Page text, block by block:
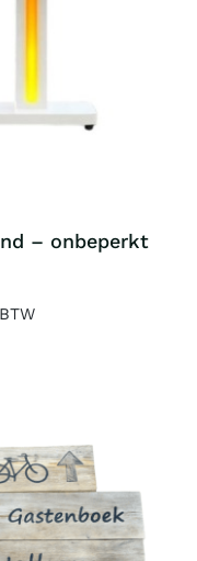
– onbeperkt